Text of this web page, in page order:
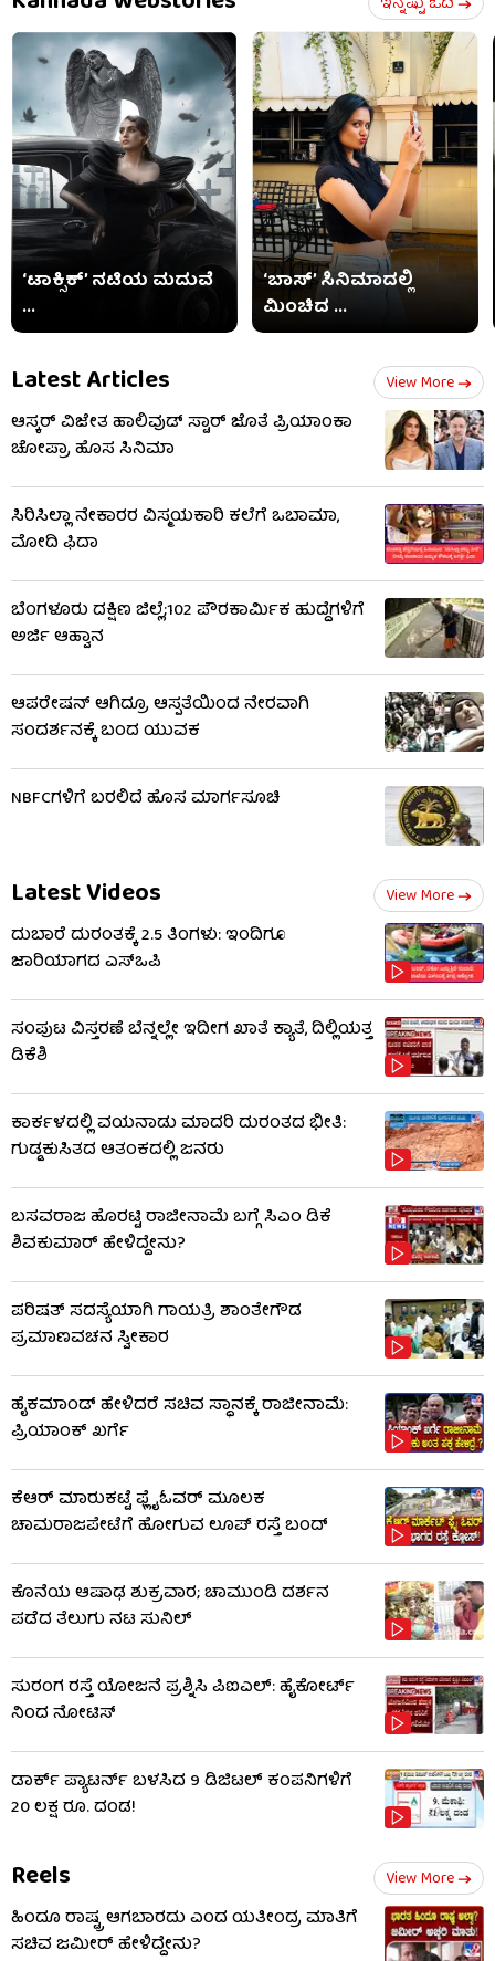
‘ಟಾಕ್ಸಿಕ್’ ನಟಿಯ ಮದುವೆ
...
‘ಬಾಸ್’ ಸಿನಿಮಾದಲ್ಲಿ
ಮಿಂಚಿದ ...
Latest Articles View More
ಆಸ್ಕರ್ ವಿಜೇತ ಹಾಲಿವುಡ್​​ ಸ್ಟಾರ್ ಜೊತೆ ಪ್ರಿಯಾಂಕಾ
ಚೋಪ್ರಾ ಹೊಸ ಸಿನಿಮಾ
ಸಿರಿಸಿಲ್ಲಾ ನೇಕಾರರ ವಿಸ್ಮಯಕಾರಿ ಕಲೆಗೆ ಒಬಾಮಾ,
ಮೋದಿ ಫಿದಾ
ಬೆಂಗಳೂರು ದಕ್ಷಿಣ ಜಿಲ್ಲೆ;102 ಪೌರಕಾರ್ಮಿಕ ಹುದ್ದೆಗಳಿಗೆ
ಅರ್ಜಿ ಆಹ್ವಾನ
ಆಪರೇಷನ್ ಆಗಿದ್ರೂ ಆಸ್ಪತೆಯಿಂದ ನೇರವಾಗಿ
ಸಂದರ್ಶನಕ್ಕೆ ಬಂದ ಯುವಕ
NBFCಗಳಿಗೆ ಬರಲಿದೆ ಹೊಸ ಮಾರ್ಗಸೂಚಿ
Latest Videos View More
ದುಬಾರೆ ದುರಂತಕ್ಕೆ 2.5 ತಿಂಗಳು: ಇಂದಿಗೂ
ಜಾರಿಯಾಗದ ಎಸ್‌ಒಪಿ
ಸಂಪುಟ ವಿಸ್ತರಣೆ ಬೆನ್ನಲ್ಲೇ ಇದೀಗ ಖಾತೆ ಕ್ಯಾತೆ, ದಿಲ್ಲಿಯತ್ತ
ಡಿಕೆಶಿ
ಕಾರ್ಕಳದಲ್ಲಿ ವಯನಾಡು ಮಾದರಿ ದುರಂತದ ಭೀತಿ:
ಗುಡ್ಡಕುಸಿತದ ಆತಂಕದಲ್ಲಿ ಜನರು
ಬಸವರಾಜ ಹೊರಟ್ಟಿ ರಾಜೀನಾಮೆ ಬಗ್ಗೆ ಸಿಎಂ ಡಿಕೆ
ಶಿವಕುಮಾರ್ ಹೇಳಿದ್ದೇನು?
ಪರಿಷತ್ ಸದಸ್ಯೆಯಾಗಿ ಗಾಯತ್ರಿ ಶಾಂತೇಗೌಡ
ಪ್ರಮಾಣವಚನ ಸ್ವೀಕಾರ
ಹೈಕಮಾಂಡ್​​ ಹೇಳಿದರೆ ಸಚಿವ ಸ್ಥಾನಕ್ಕೆ ರಾಜೀನಾಮೆ:
ಪ್ರಿಯಾಂಕ್​​ ಖರ್ಗೆ
ಕೆಆರ್ ಮಾರುಕಟ್ಟೆ ಫ್ಲೈಓವರ್ ಮೂಲಕ
ಚಾಮರಾಜಪೇಟೆಗೆ ಹೋಗುವ ಲೂಪ್ ರಸ್ತೆ ಬಂದ್
ಕೊನೆಯ ಆಷಾಢ ಶುಕ್ರವಾರ; ಚಾಮುಂಡಿ ದರ್ಶನ
ಪಡೆದ ತೆಲುಗು ನಟ ಸುನಿಲ್
ಸುರಂಗ ರಸ್ತೆ ಯೋಜನೆ ಪ್ರಶ್ನಿಸಿ ಪಿಐಎಲ್: ಹೈಕೋರ್ಟ್​​
ನಿಂದ ನೋಟಿಸ್​​
ಡಾರ್ಕ್ ಪ್ಯಾಟರ್ನ್ ಬಳಸಿದ 9 ಡಿಜಿಟಲ್ ಕಂಪನಿಗಳಿಗೆ
20 ಲಕ್ಷ ರೂ. ದಂಡ!
Reels View More
ಹಿಂದೂ ರಾಷ್ಟ್ರ ಆಗಬಾರದು ಎಂದ ಯತೀಂದ್ರ ಮಾತಿಗೆ
ಸಚಿವ ಜಮೀರ್ ಹೇಳಿದ್ದೇನು?